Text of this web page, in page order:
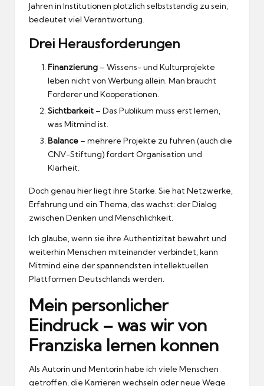
Jahren in Institutionen plotzlich selbststandig zu sein,
bedeutet viel Verantwortung.
Drei Herausforderungen
Finanzierung – Wissens- und Kulturprojekte
leben nicht von Werbung allein. Man braucht
Forderer und Kooperationen.
Sichtbarkeit – Das Publikum muss erst lernen,
was Mitmind ist.
Balance – mehrere Projekte zu fuhren (auch die
CNV-Stiftung) fordert Organisation und
Klarheit.
Doch genau hier liegt ihre Starke. Sie hat Netzwerke,
Erfahrung und ein Thema, das wachst: der Dialog
zwischen Denken und Menschlichkeit.
Ich glaube, wenn sie ihre Authentizitat bewahrt und
weiterhin Menschen miteinander verbindet, kann
Mitmind eine der spannendsten intellektuellen
Plattformen Deutschlands werden.
Mein personlicher
Eindruck – was wir von
Franziska lernen konnen
Als Autorin und Mentorin habe ich viele Menschen
getroffen, die Karrieren wechseln oder neue Wege